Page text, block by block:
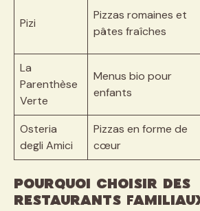
Pizi
Pizzas romaines et
pâtes fraîches
La
Parenthèse
Verte
Menus bio pour
enfants
Osteria
degli Amici
Pizzas en forme de
cœur
Pourquoi choisir des
restaurants